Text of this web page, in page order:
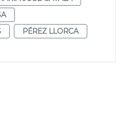
PÉREZ LLORCA